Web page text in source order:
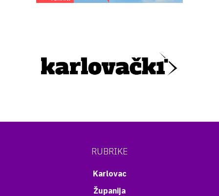
RUBRIKE
Karlovac
Županija